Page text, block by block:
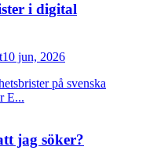
i digital
10 jun, 2026
på svenska
E...
jag söker?